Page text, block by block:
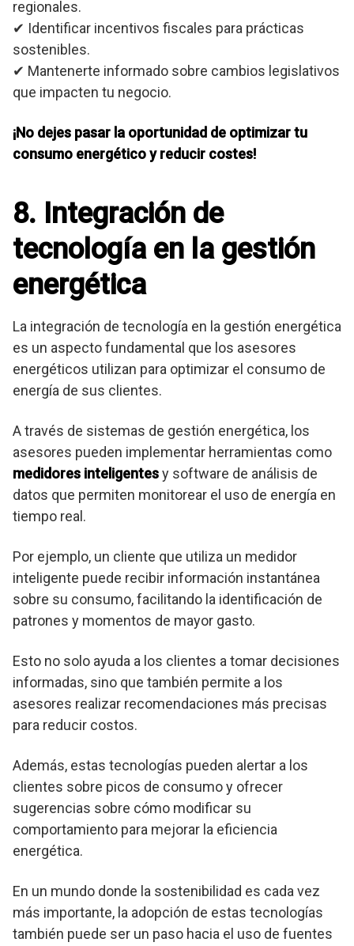
regionales.
✔ Identificar incentivos fiscales para prácticas
sostenibles.
✔ Mantenerte informado sobre cambios legislativos
que impacten tu negocio.
¡No dejes pasar la oportunidad de optimizar tu
consumo energético y reducir costes!
8. Integración de
tecnología en la gestión
energética
La integración de tecnología en la gestión energética
es un aspecto fundamental que los asesores
energéticos utilizan para optimizar el consumo de
energía de sus clientes.
A través de sistemas de gestión energética, los
asesores pueden implementar herramientas como
medidores inteligentesy software de análisis de
datos que permiten monitorear el uso de energía en
tiempo real.
Por ejemplo, un cliente que utiliza un medidor
inteligente puede recibir información instantánea
sobre su consumo, facilitando la identificación de
patrones y momentos de mayor gasto.
Esto no solo ayuda a los clientes a tomar decisiones
informadas, sino que también permite a los
asesores realizar recomendaciones más precisas
para reducir costos.
Además, estas tecnologías pueden alertar a los
clientes sobre picos de consumo y ofrecer
sugerencias sobre cómo modificar su
comportamiento para mejorar la eficiencia
energética.
En un mundo donde la sostenibilidad es cada vez
más importante, la adopción de estas tecnologías
también puede ser un paso hacia el uso de fuentes